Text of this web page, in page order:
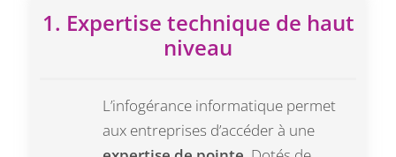
1. Expertise technique de haut
niveau
L’infogérance informatique permet
aux entreprises d’accéder à une